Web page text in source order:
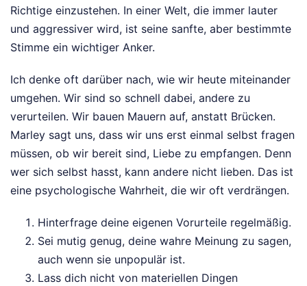
Richtige einzustehen. In einer Welt, die immer lauter
und aggressiver wird, ist seine sanfte, aber bestimmte
Stimme ein wichtiger Anker.
Ich denke oft darüber nach, wie wir heute miteinander
umgehen. Wir sind so schnell dabei, andere zu
verurteilen. Wir bauen Mauern auf, anstatt Brücken.
Marley sagt uns, dass wir uns erst einmal selbst fragen
müssen, ob wir bereit sind, Liebe zu empfangen. Denn
wer sich selbst hasst, kann andere nicht lieben. Das ist
eine psychologische Wahrheit, die wir oft verdrängen.
Hinterfrage deine eigenen Vorurteile regelmäßig.
Sei mutig genug, deine wahre Meinung zu sagen,
auch wenn sie unpopulär ist.
Lass dich nicht von materiellen Dingen